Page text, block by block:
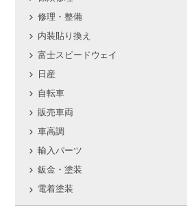
修理・整備
内装貼り換え
富士スピードウェイ
日産
自転車
販売車両
車高調
輸入パーツ
鈑金・塗装
電着塗装